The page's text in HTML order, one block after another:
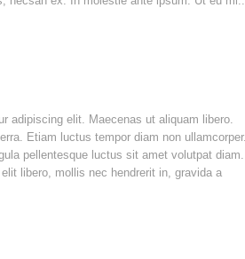
adipiscing elit. Maecenas ut aliquam libero.
Etiam luctus tempor diam non ullamcorper.
pellentesque luctus sit amet volutpat diam.
libero, mollis nec hendrerit in, gravida a